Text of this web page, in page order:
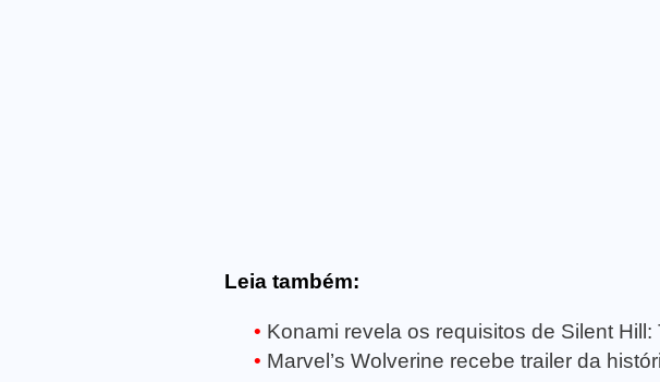
Leia também:
Konami revela os requisitos de Silent Hill:
Marvel’s Wolverine recebe trailer da